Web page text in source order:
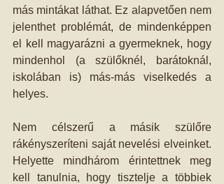
más mintákat láthat. Ez alapvetően nem
jelenthet problémát, de mindenképpen
el kell magyarázni a gyermeknek, hogy
mindenhol (a szülőknél, barátoknál,
iskolában is) más-más viselkedés a
helyes.
Nem célszerű a másik szülőre
rákényszeríteni saját nevelési elveinket.
Helyette mindhárom érintettnek meg
kell tanulnia, hogy tisztelje a többiek